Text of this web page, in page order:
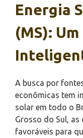
Energia
(MS):
A busca por
econômicas tem
solar em todo o
Grosso do Sul,
favoráveis para